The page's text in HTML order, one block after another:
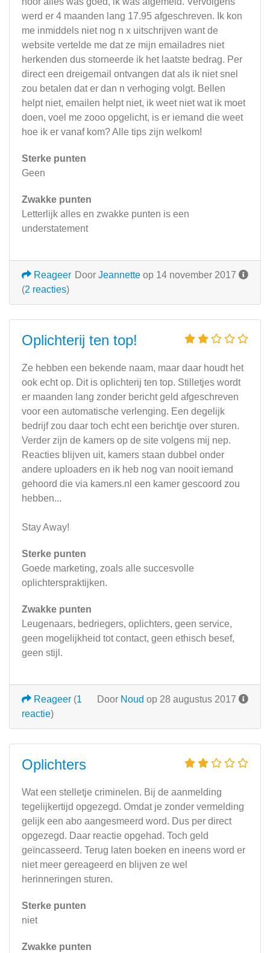
werd er 4 maanden lang 17.95 afgeschreven. Ik kon
me inmiddels niet nog n x uitschrijven want de
website vertelde me dat ze mijn emailadres niet
herkenden dus storneerde ik het laatste bedrag. Per
direct een dreigemail ontvangen dat als ik niet snel
zou betalen dat er dan n verhoging volgt. Bellen
helpt niet, emailen helpt niet, ik weet niet wat ik moet
doen, voel me zooo opgelicht, is er iemand die weet
hoe ik er vanaf kom? Alle tips zijn welkom!
Sterke punten
Geen
Zwakke punten
Letterlijk alles en zwakke punten is een
understatement
Door Jeannette op 14 november 2017
Reageer
(2 reacties)
Oplichterij ten top!
Ze hebben een bekende naam, maar daar houdt het
ook echt op. Dit is oplichterij ten top. Stilletjes wordt
er maanden lang zonder bericht geld afgeschreven
voor een automatische verlenging. Een degelijk
bedrijf zou daar toch echt een berichtje over sturen.
Verder zijn de kamers op de site volgens mij nep.
Reacties blijven uit, kamers staan dubbel onder
andere uploaders en ik heb nog van nooit iemand
gehoord die via kamers.nl een kamer gescoord zou
hebben...
Stay Away!
Sterke punten
Goede marketing, zoals alle succesvolle
oplichterspraktijken.
Zwakke punten
Leugenaars, bedriegers, oplichters, geen service,
geen mogelijkheid tot contact, geen ethisch besef,
geen stijl.
Door Noud op 28 augustus 2017
Reageer (1
reactie)
Oplichters
Wat een stelletje criminelen. Bij de aanmelding
tegelijkertijd opgezegd. Omdat je zonder vermelding
gelijk een abo aangesmeerd word. Dus per direct
opgezegd. Daar reactie opgehad. Toch geld
geïncasseerd. Terug laten boeken en ineens word er
niet meer gereageerd en blijven ze wel
herinneringen sturen.
Sterke punten
niet
Zwakke punten